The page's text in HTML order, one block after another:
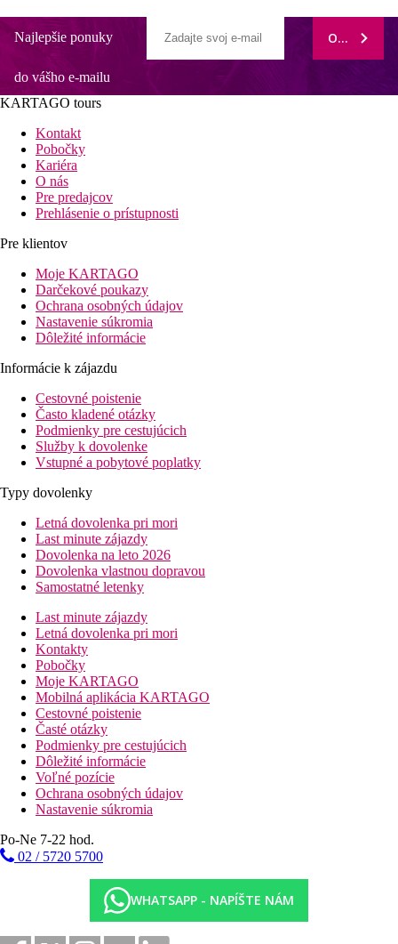
Najlepšie ponuky
do vášho e-mailu
ODOBERAŤ
KARTAGO tours
Kontakt
Pobočky
Kariéra
O nás
Pre predajcov
Prehlásenie o prístupnosti
Pre klientov
Moje KARTAGO
Darčekové poukazy
Ochrana osobných údajov
Nastavenie súkromia
Dôležité informácie
Informácie k zájazdu
Cestovné poistenie
Často kladené otázky
Podmienky pre cestujúcich
Služby k dovolenke
Vstupné a pobytové poplatky
Typy dovolenky
Letná dovolenka pri mori
Last minute zájazdy
Dovolenka na leto 2026
Dovolenka vlastnou dopravou
Samostatné letenky
Last minute zájazdy
Letná dovolenka pri mori
Kontakty
Pobočky
Moje KARTAGO
Mobilná aplikácia KARTAGO
Cestovné poistenie
Časté otázky
Podmienky pre cestujúcich
Dôležité informácie
Voľné pozície
Ochrana osobných údajov
Nastavenie súkromia
Po-Ne 7-22 hod.
02 / 5720 5700
WHATSAPP - NAPÍŠTE NÁM